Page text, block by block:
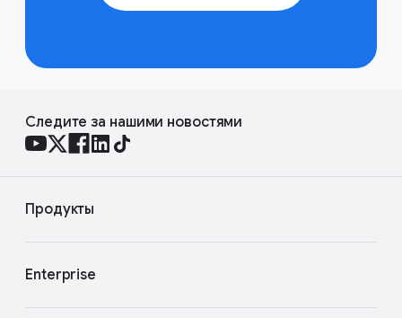
Следите за нашими новостями
Продукты
Enterprise